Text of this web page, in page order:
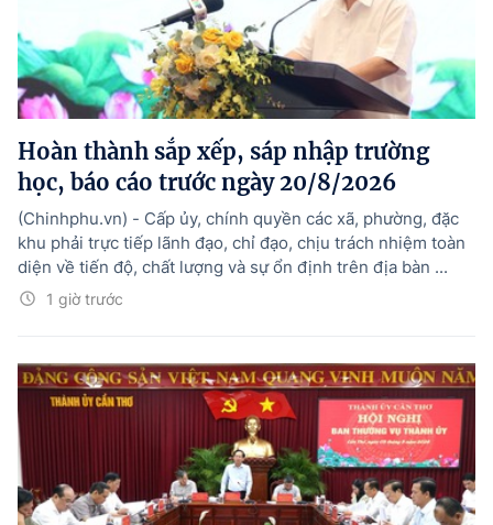
Hoàn thành sắp xếp, sáp nhập trường
học, báo cáo trước ngày 20/8/2026
1 giờ trước
(Chinhphu.vn) - Cấp ủy, chính quyền các xã, phường, đặc
khu phải trực tiếp lãnh đạo, chỉ đạo, chịu trách nhiệm toàn
diện về tiến độ, chất lượng và sự ổn định trên địa bàn ...